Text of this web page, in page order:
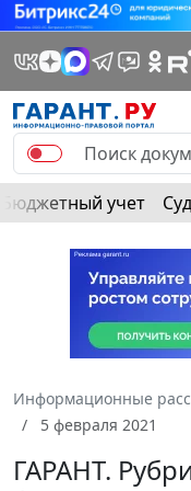
Бюджетный учет
Информационные
5 февраля 2021
ГАРАНТ.